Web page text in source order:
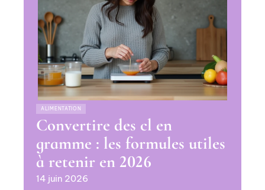
ALIMENTATION
Convertire des cl en
gramme : les formules utiles
à retenir en 2026
14 juin 2026